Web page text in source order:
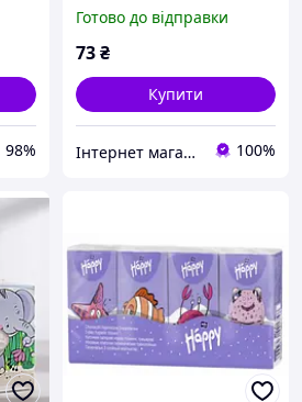
98%
Готово до відправки
73₴
Купити
Інтернет магазин Pamp-Pamp 100%